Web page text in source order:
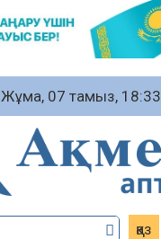
Жұма, 07 тамыз, 18:33
қаз